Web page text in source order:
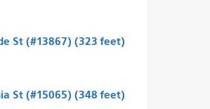
St (#13867) (323 feet)
St (#15065) (348 feet)